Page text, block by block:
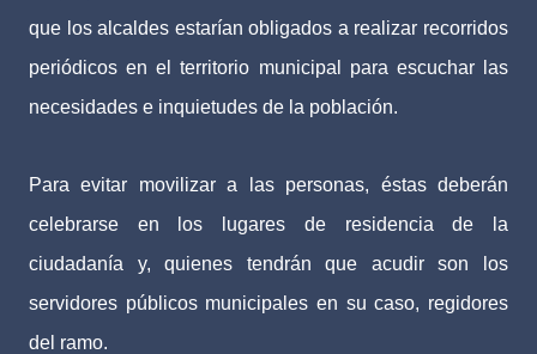
que los alcaldes estarían obligados a realizar recorridos
periódicos en el territorio municipal para escuchar las
necesidades e inquietudes de la población.
Para evitar movilizar a las personas, éstas deberán
celebrarse en los lugares de residencia de la
ciudadanía y, quienes tendrán que acudir son los
servidores públicos municipales en su caso, regidores
del ramo.